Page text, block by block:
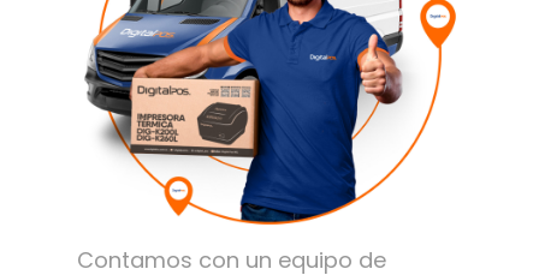
Contamos con un equipo de